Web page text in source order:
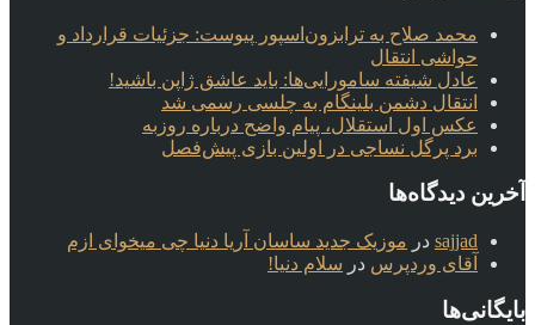
محمد صلاح به ترابزون‌اسپور پیوست: جزئیات قرارداد و
حواشی انتقال
عادل شیفته سامورایی‌ها: باید عاشق ژاپن باشید!
انتقال دشمن بلینگام به چلسی رسمی شد
عکس اول استقلال، پیام واضح درباره روزبه
برد پرگل نساجی در اولین بازی پیش‌فصل
آخرین دیدگاه‌ها
sajjad در موزیک جدید ساسان آریا دنیا چی میخوای ازم
آقای وردپرس در سلام دنیا!
بایگانی‌ها